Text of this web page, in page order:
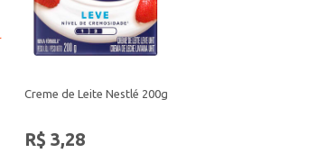
Creme de Leite Nestlé 200g
R$ 3,28